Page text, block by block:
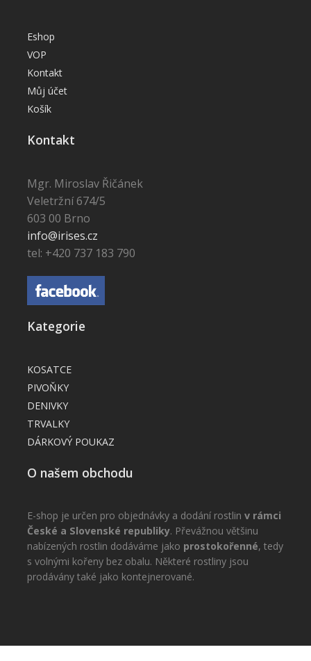
Eshop
VOP
Kontakt
Můj účet
Košík
Kontakt
Mgr. Miroslav Řičánek
Veletržní 674/5
603 00 Brno
info@irises.cz
tel: +420 737 183 790
Kategorie
KOSATCE
PIVOŇKY
DENIVKY
TRVALKY
DÁRKOVÝ POUKAZ
O našem obchodu
E-shop je určen pro objednávky a dodání rostlin v rámci
České a Slovenské republiky. Převážnou většinu
nabízených rostlin dodáváme jako prostokořenné, tedy
s volnými kořeny bez obalu. Některé rostliny jsou
prodávány také jako kontejnerované.